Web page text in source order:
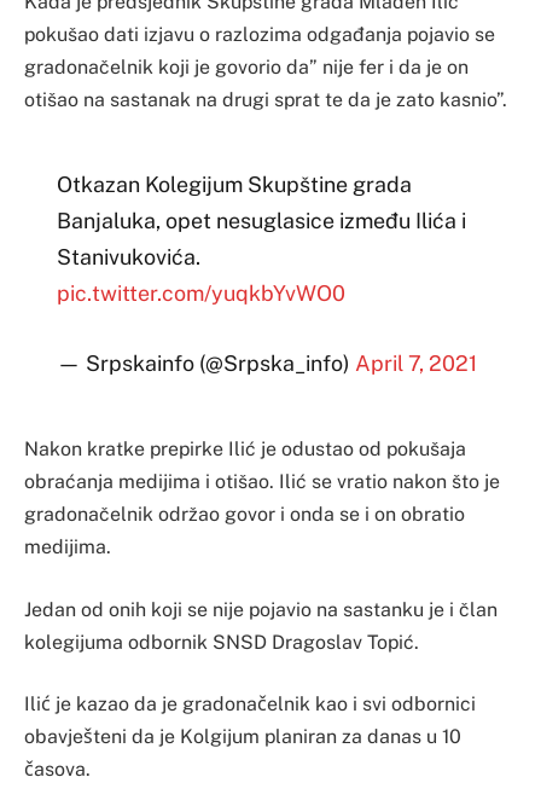
pokušao dati izjavu o razlozima odgađanja pojavio se
gradonačelnik koji je govorio da” nije fer i da je on
otišao na sastanak na drugi sprat te da je zato kasnio”.
Otkazan Kolegijum Skupštine grada
Banjaluka, opet nesuglasice između Ilića i
Stanivukovića.
pic.twitter.com/yuqkbYvWO0
— Srpskainfo (@Srpska_info) April 7, 2021
Nakon kratke prepirke Ilić je odustao od pokušaja
obraćanja medijima i otišao. Ilić se vratio nakon što je
gradonačelnik održao govor i onda se i on obratio
medijima.
Jedan od onih koji se nije pojavio na sastanku je i član
kolegijuma odbornik SNSD Dragoslav Topić.
Ilić je kazao da je gradonačelnik kao i svi odbornici
obavješteni da je Kolgijum planiran za danas u 10
časova.